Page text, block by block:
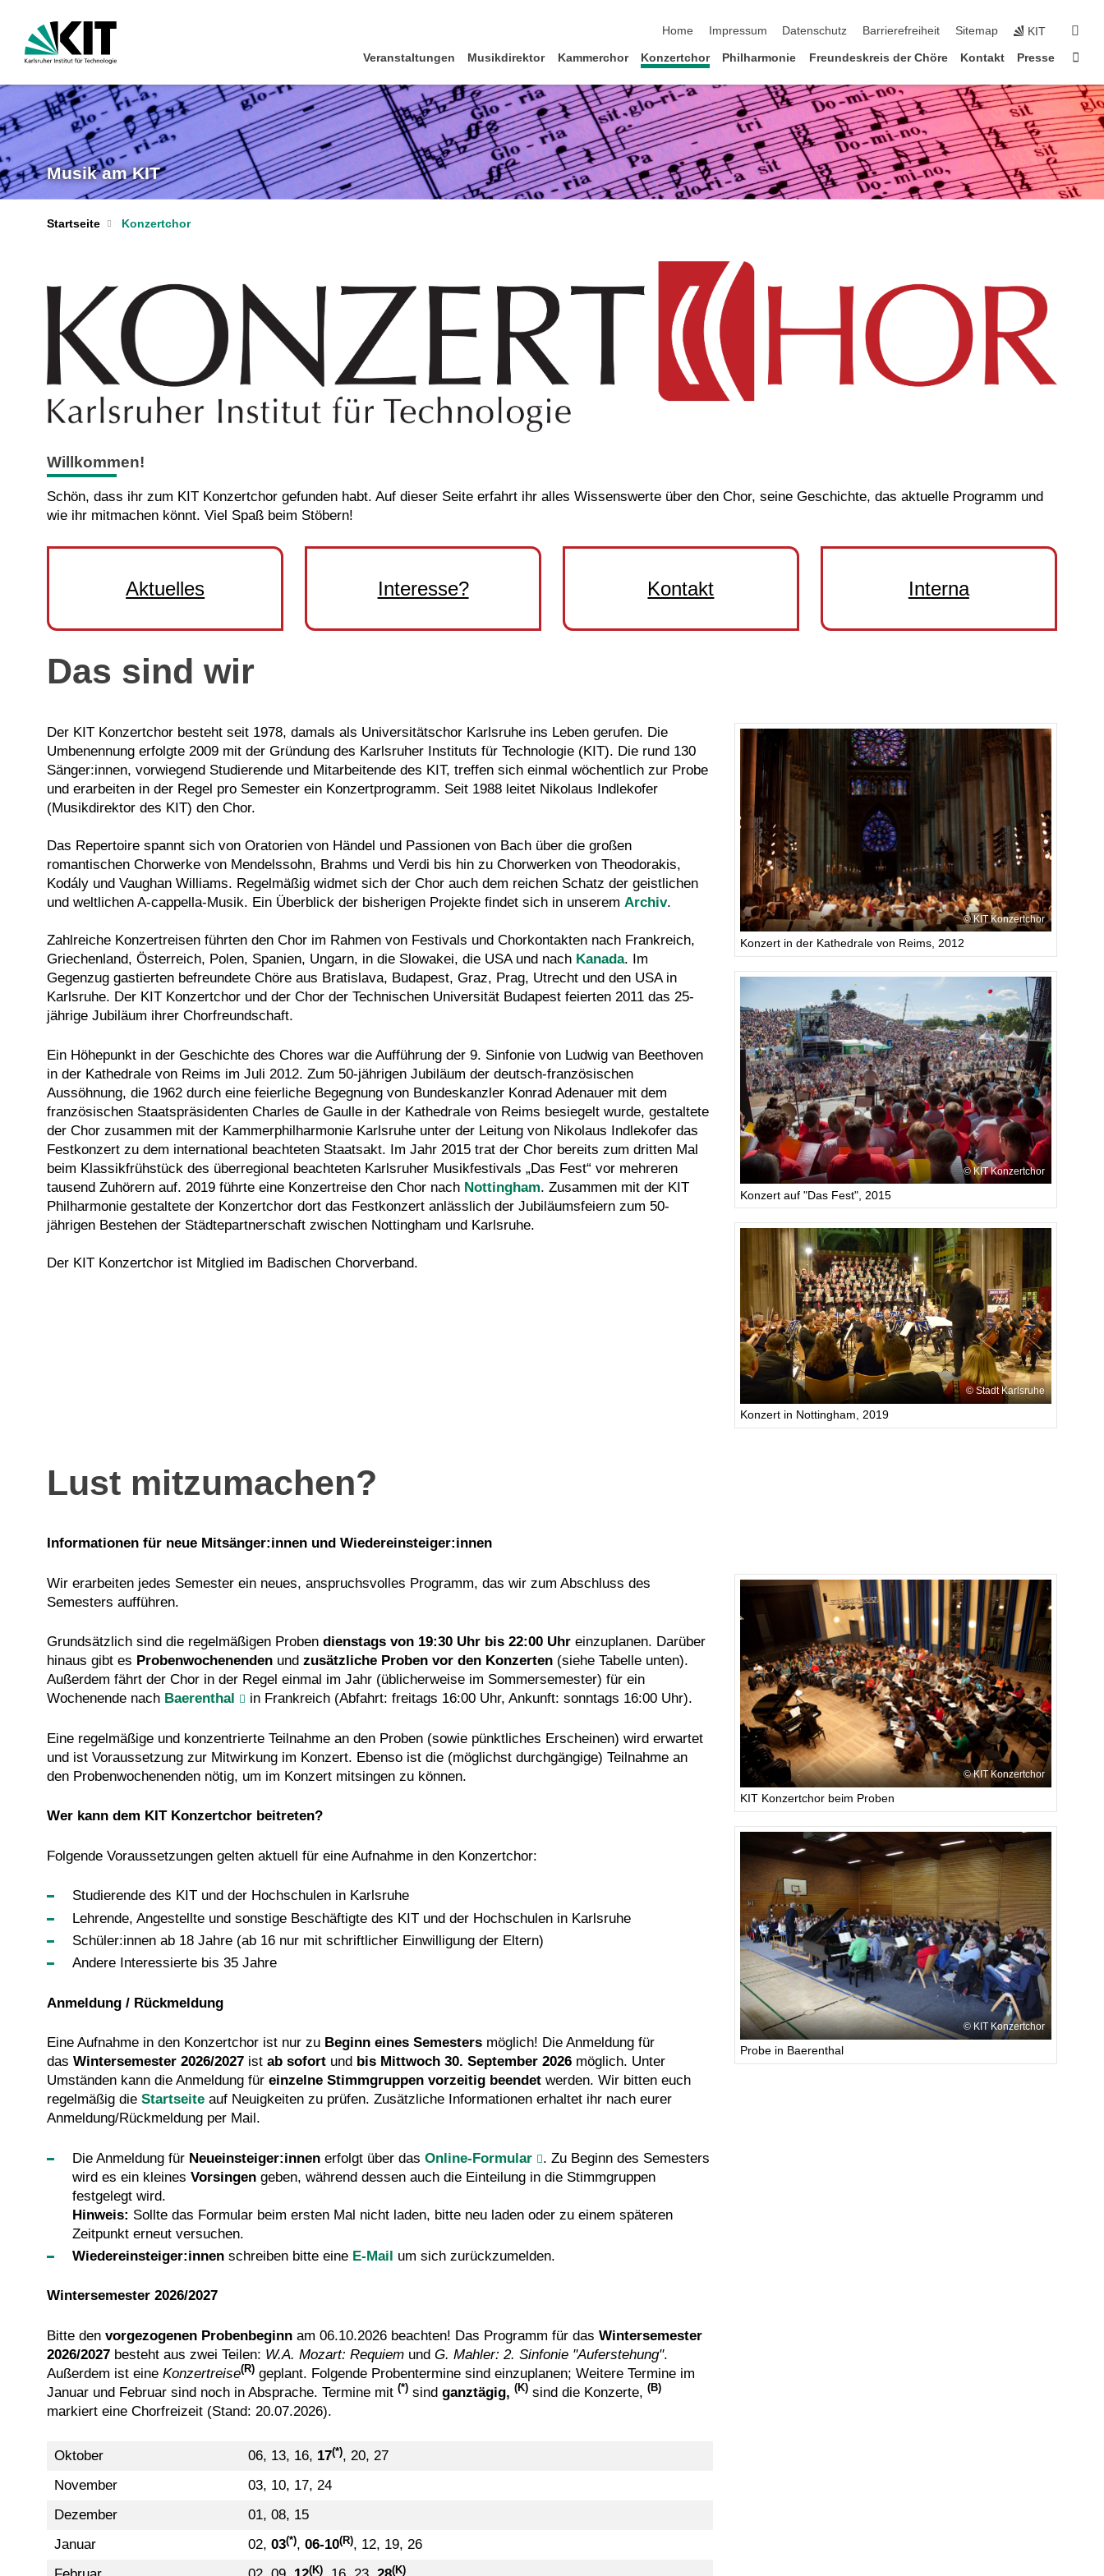
Home
Impressum Datenschutz Barrierefreiheit Sitemap KIT
Veranstaltungen Musikdirektor Kammerchor Konzertchor Philharmonie Freundeskreis der Chöre Kontakt Presse
Musik am KIT
Startseite Konzertchor
Willkommen!
Schön, dass ihr zum KIT Konzertchor gefunden habt. Auf dieser Seite erfahrt ihr alles Wissenswerte über den Chor, seine Geschichte, das aktuelle Programm und
wie ihr mitmachen könnt. Viel Spaß beim Stöbern!
Aktuelles Interesse? Kontakt Interna
Das sind wir
Der KIT Konzertchor besteht seit 1978, damals als Universitätschor Karlsruhe ins Leben gerufen. Die
Umbenennung erfolgte 2009 mit der Gründung des Karlsruher Instituts für Technologie (KIT). Die rund 130
Sänger:innen, vorwiegend Studierende und Mitarbeitende des KIT, treffen sich einmal wöchentlich zur Probe
und erarbeiten in der Regel pro Semester ein Konzertprogramm. Seit 1988 leitet Nikolaus Indlekofer
(Musikdirektor des KIT) den Chor.
Das Repertoire spannt sich von Oratorien von Händel und Passionen von Bach über die großen
romantischen Chorwerke von Mendelssohn, Brahms und Verdi bis hin zu Chorwerken von Theodorakis,
Kodály und Vaughan Williams. Regelmäßig widmet sich der Chor auch dem reichen Schatz der geistlichen
und weltlichen A-cappella-Musik. Ein Überblick der bisherigen Projekte findet sich in unserem Archiv.
Zahlreiche Konzertreisen führten den Chor im Rahmen von Festivals und Chorkontakten nach Frankreich,
Griechenland, Österreich, Polen, Spanien, Ungarn, in die Slowakei, die USA und nach Kanada. Im
Gegenzug gastierten befreundete Chöre aus Bratislava, Budapest, Graz, Prag, Utrecht und den USA in
Karlsruhe. Der KIT Konzertchor und der Chor der Technischen Universität Budapest feierten 2011 das 25-
jährige Jubiläum ihrer Chorfreundschaft.
Ein Höhepunkt in der Geschichte des Chores war die Aufführung der 9. Sinfonie von Ludwig van Beethoven
in der Kathedrale von Reims im Juli 2012. Zum 50-jährigen Jubiläum der deutsch-französischen
Aussöhnung, die 1962 durch eine feierliche Begegnung von Bundeskanzler Konrad Adenauer mit dem
französischen Staatspräsidenten Charles de Gaulle in der Kathedrale von Reims besiegelt wurde, gestaltete
der Chor zusammen mit der Kammerphilharmonie Karlsruhe unter der Leitung von Nikolaus Indlekofer das
Festkonzert zu dem international beachteten Staatsakt. Im Jahr 2015 trat der Chor bereits zum dritten Mal
beim Klassikfrühstück des überregional beachteten Karlsruher Musikfestivals „Das Fest“ vor mehreren
tausend Zuhörern auf. 2019 führte eine Konzertreise den Chor nach Nottingham. Zusammen mit der KIT
Philharmonie gestaltete der Konzertchor dort das Festkonzert anlässlich der Jubiläumsfeiern zum 50-
jährigen Bestehen der Städtepartnerschaft zwischen Nottingham und Karlsruhe.
Der KIT Konzertchor ist Mitglied im Badischen Chorverband.
KIT Konzertchor
Konzert in der Kathedrale von Reims, 2012
KIT Konzertchor
Konzert auf "Das Fest", 2015
Stadt Karlsruhe
Konzert in Nottingham, 2019
Lust mitzumachen?
Informationen für neue Mitsänger:innen und Wiedereinsteiger:innen
Wir erarbeiten jedes Semester ein neues, anspruchsvolles Programm, das wir zum Abschluss des
Semesters aufführen.
Grundsätzlich sind die regelmäßigen Proben dienstags von 19:30 Uhr bis 22:00 Uhr einzuplanen. Darüber
hinaus gibt es Probenwochenenden und zusätzliche Proben vor den Konzerten (siehe Tabelle unten).
Außerdem fährt der Chor in der Regel einmal im Jahr (üblicherweise im Sommersemester) für ein
Wochenende nach Baerenthal in Frankreich (Abfahrt: freitags 16:00 Uhr, Ankunft: sonntags 16:00 Uhr).
Eine regelmäßige und konzentrierte Teilnahme an den Proben (sowie pünktliches Erscheinen) wird erwartet
und ist Voraussetzung zur Mitwirkung im Konzert. Ebenso ist die (möglichst durchgängige) Teilnahme an
den Probenwochenenden nötig, um im Konzert mitsingen zu können.
Wer kann dem KIT Konzertchor beitreten?
Folgende Voraussetzungen gelten aktuell für eine Aufnahme in den Konzertchor:
Studierende des KIT und der Hochschulen in Karlsruhe
Lehrende, Angestellte und sonstige Beschäftigte des KIT und der Hochschulen in Karlsruhe
Schüler:innen ab 18 Jahre (ab 16 nur mit schriftlicher Einwilligung der Eltern)
Andere Interessierte bis 35 Jahre
Anmeldung / Rückmeldung
Eine Aufnahme in den Konzertchor ist nur zu Beginn eines Semesters möglich! Die Anmeldung für
das Wintersemester 2026/2027 ist ab sofort und bis Mittwoch 30. September 2026 möglich. Unter
Umständen kann die Anmeldung für einzelne Stimmgruppen vorzeitig beendet werden. Wir bitten euch
regelmäßig die Startseite auf Neuigkeiten zu prüfen. Zusätzliche Informationen erhaltet ihr nach eurer
Anmeldung/Rückmeldung per Mail.
Die Anmeldung für Neueinsteiger:innenerfolgt über das Online-Formular
. Zu Beginn des Semesters
wird es ein kleines Vorsingen geben, während dessen auch die Einteilung in die Stimmgruppen
festgelegt wird.
Hinweis: Sollte das Formular beim ersten Mal nicht laden, bitte neu laden oder zu einem späteren
Zeitpunkt erneut versuchen.
Wiedereinsteiger:innenschreiben bitte eine E-Mail um sich zurückzumelden.
Wintersemester 2026/2027
Bitte den vorgezogenen Probenbeginn am 06.10.2026 beachten! Das Programm für das Wintersemester
2026/2027 besteht aus zwei Teilen: W.A. Mozart: Requiem und G. Mahler: 2. Sinfonie "Auferstehung".
Außerdem ist eine Konzertreise(R) geplant. Folgende Probentermine sind einzuplanen; Weitere Termine im
Januar und Februar sind noch in Absprache. Termine mit (*) sind ganztägig, (K) sind die Konzerte, (B)
markiert eine Chorfreizeit (Stand: 20.07.2026).
Oktober 06, 13, 16, 17(*), 20, 27
November
03, 10, 17, 24
Dezember
01, 08, 15
Januar
02, 03(*), 06-10(R), 12, 19, 26
(K) (K)
KIT Konzertchor
KIT Konzertchor beim Proben
KIT Konzertchor
Probe in Baerenthal